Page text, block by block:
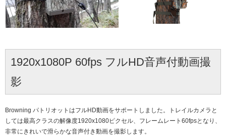
1920x1080P 60fps フルHD音声付動画撮
影
Browning パトリオットはフルHD動画をサポートしました。トレイルカメラと
しては最高クラスの解像度1920x1080ピクセル、フレームレート60fpsとなり、
非常にきれいで滑らかな音声付き動画を撮影します。